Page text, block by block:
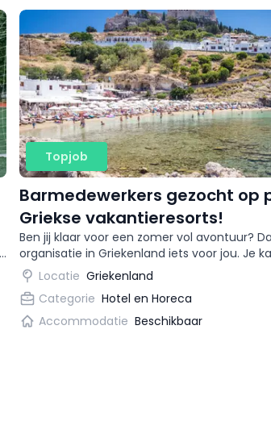
Topjob
Barmedewerkers gezocht op
Griekse vakantieresorts!
Ben jij klaar voor een zomer vol avontuur? Dan is deze
organisatie in Griekenland iets voor jou. Je
de slag als bartender op prachtige
vakantiebestemmingen!
Locatie Griekenland
Categorie Hotel en Horeca
Accommodatie Beschikbaar